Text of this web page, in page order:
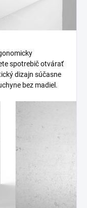
spotrebič otvárať
dizajn súčasne
bez madiel.